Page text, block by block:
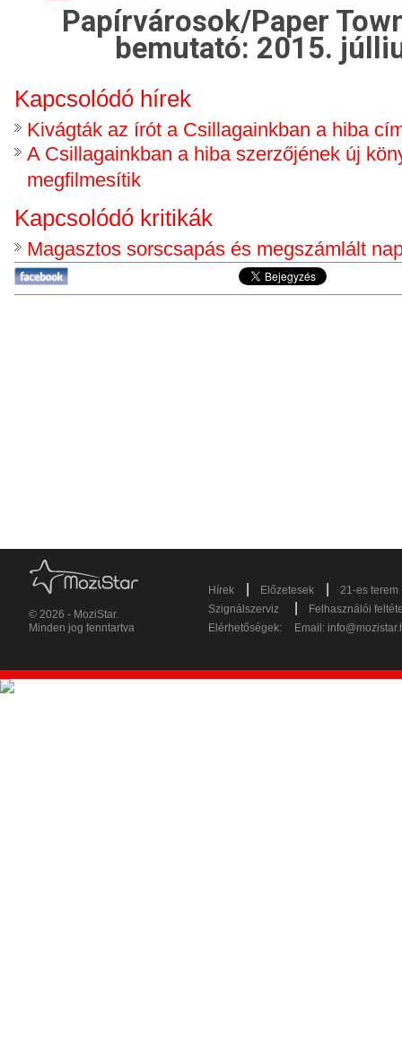
Papírvárosok/Paper
bemutató: 2015.
Kapcsolódó hírek
Kivágták az írót a Csillagainkban a hiba
A Csillagainkban a hiba szerzőjének új
megfilmesítik
Kapcsolódó kritikák
Magasztos sorscsapás és megszámlált
© 2026 - MoziStar.
Minden jog fenntartva
Hírek Előzetesek
21-es terem
Szignálszerviz
Felhasználói
Elérhetőségek:
Email: